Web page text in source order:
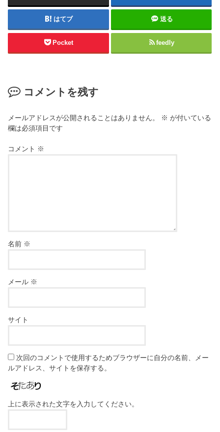
はてブ 送る
Pocket feedly
コメントを残す
メールアドレスが公開されることはありません。 ※ が付いている
欄は必須項目です
コメント ※
名前 ※
メール ※
サイト
次回のコメントで使用するためブラウザーに自分の名前、メー
ルアドレス、サイトを保存する。
上に表示された文字を入力してください。